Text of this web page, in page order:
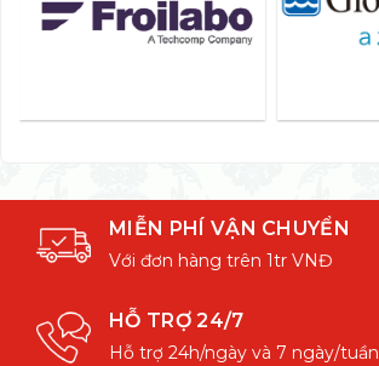
MIỄN PHÍ VẬN CHUYỂN
Với đơn hàng trên 1tr VNĐ
HỖ TRỢ 24/7
Hỗ trợ 24h/ngày và 7 ngày/tuần